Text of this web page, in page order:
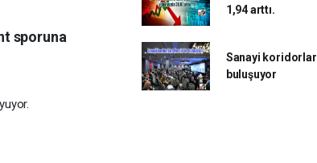
sporuna
1,94 arttı.
Sanayi
buluşuyor